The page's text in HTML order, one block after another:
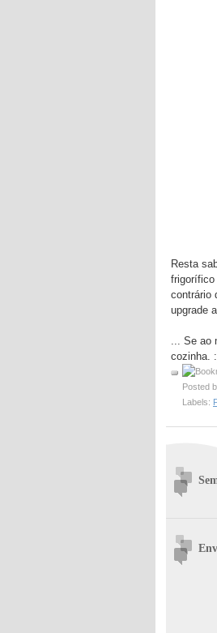
Resta
frigorífico
contrário
upgrade
... Se ao
cozinha.
Posted
Labels: